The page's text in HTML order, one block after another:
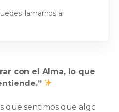
llamarnos al
con el Alma, lo que
que sentimos que algo